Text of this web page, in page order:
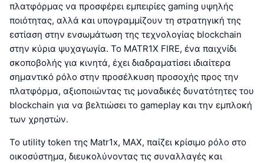
πλατφόρμας να προσφέρει εμπειρίες gaming υψηλής
ποιότητας, αλλά και υπογραμμίζουν τη στρατηγική της
εστίαση στην ενσωμάτωση της τεχνολογίας blockchain
στην κύρια ψυχαγωγία. Το MATR1X FIRE, ένα παιχνίδι
σκοποβολής για κινητά, έχει διαδραματίσει ιδιαίτερα
σημαντικό ρόλο στην προσέλκυση προσοχής προς την
πλατφόρμα, αξιοποιώντας τις μοναδικές δυνατότητες του
blockchain για να βελτιώσει το gameplay και την εμπλοκή
των χρηστών.
Το utility token της Matr1x, MAX, παίζει κρίσιμο ρόλο στο
οικοσύστημα, διευκολύνοντας τις συναλλαγές και